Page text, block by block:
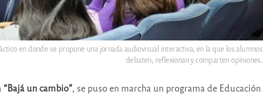
en donde se propone una jornada audiovisual interactiva, en la que los alumnos
debaten, reflexionan y comparten opiniones.
“Bajá un cambio”, se puso en marcha un programa de Educación